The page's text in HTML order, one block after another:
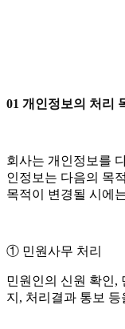
01 개인정보의 처리
회사는 개인정보를
인정보는 다음의 목
목적이 변경될 시에
① 민원사무 처리
민원인의 신원 확인,
지, 처리결과 통보